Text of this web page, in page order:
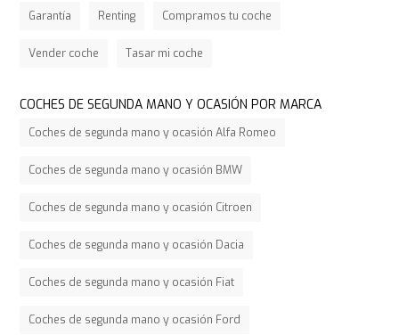
Garantía Renting Compramos tu coche
Vender coche Tasar mi coche
COCHES DE SEGUNDA MANO Y OCASIÓN POR MARCA
Coches de segunda mano y ocasión Alfa Romeo
Coches de segunda mano y ocasión BMW
Coches de segunda mano y ocasión Citroen
Coches de segunda mano y ocasión Dacia
Coches de segunda mano y ocasión Fiat
Coches de segunda mano y ocasión Ford